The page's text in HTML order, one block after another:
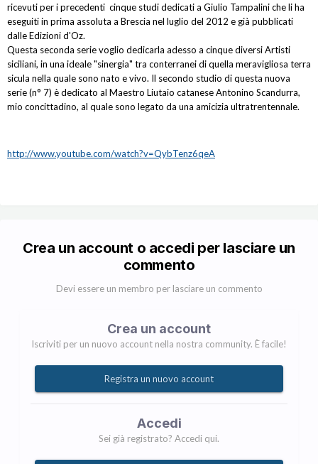
ricevuti per i precedenti cinque studi dedicati a Giulio Tampalini che li ha
eseguiti in prima assoluta a Brescia nel luglio del 2012 e già pubblicati
dalle Edizioni d'Oz.
Questa seconda serie voglio dedicarla adesso a cinque diversi Artisti
siciliani, in una ideale "sinergia" tra conterranei di quella meravigliosa terra
sicula nella quale sono nato e vivo. Il secondo studio di questa nuova
serie (n° 7) è dedicato al Maestro Liutaio catanese Antonino Scandurra,
mio concittadino, al quale sono legato da una amicizia ultratrentennale.
http://www.youtube.com/watch?v=QybTenz6qeA
Crea un account o accedi per lasciare un
commento
Devi essere un membro per lasciare un commento
Crea un account
Iscriviti per un nuovo account nella nostra community. È facile!
Registra un nuovo account
Accedi
Sei già registrato? Accedi qui.